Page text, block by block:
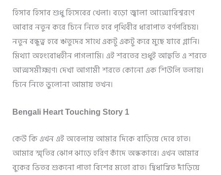
হিসাব হিসাব শুধু হিসেবের খেলা। বড়ো জ্বালা আত্মোবিশ্বরণে
আবার নতুন করে চিনে নিতে হবে পৃথিবীর ধারাপাত বর্ণপরিচয়।
নতুন বন্ধুত্ব হবে ঋতুদের সাথে একটু একটু করে মুছে যাবে গ্লানি।
মিথ্যা অহংবোধহীন পাগলামি। এই শরতের শুধুই আহুতি এ শরতে
আত্মসমীক্ষ্মণ। দেখা আগামী শরতে কোনো এক শিউলি তলায়।
চিনে নিতে ভুলোনা আমায় তখন।
Bengali Heart Touching Story 1
কেউ কি এখন এই অবেলায় আমার দিকে বাড়িয়ে দেবে হাত।
আমার স্মৃতির ঝোপ ঝাড়ে হরিণ কাঁদে অন্ধকারে। এখন আমার
বুকের ভিতর শুকনো পাতা বিশের মতো রাত। দ্বিধান্বিত দাঁড়িয়ে